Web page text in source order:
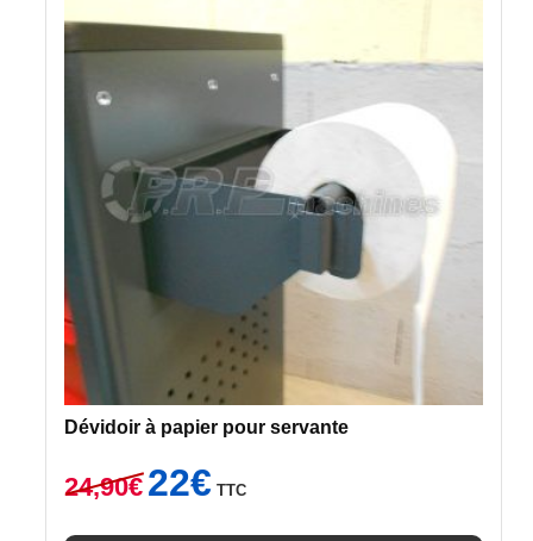
Dévidoir à papier pour servante
24,90€
Le
prix
22€prix
TTC